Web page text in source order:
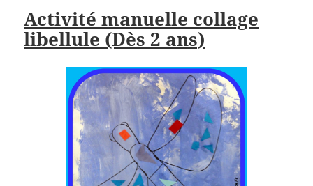
Activité manuelle collage
libellule (Dès 2 ans)